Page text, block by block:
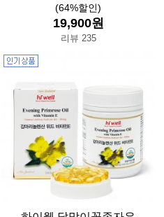
(64%할인)
19,900원
리뷰 235